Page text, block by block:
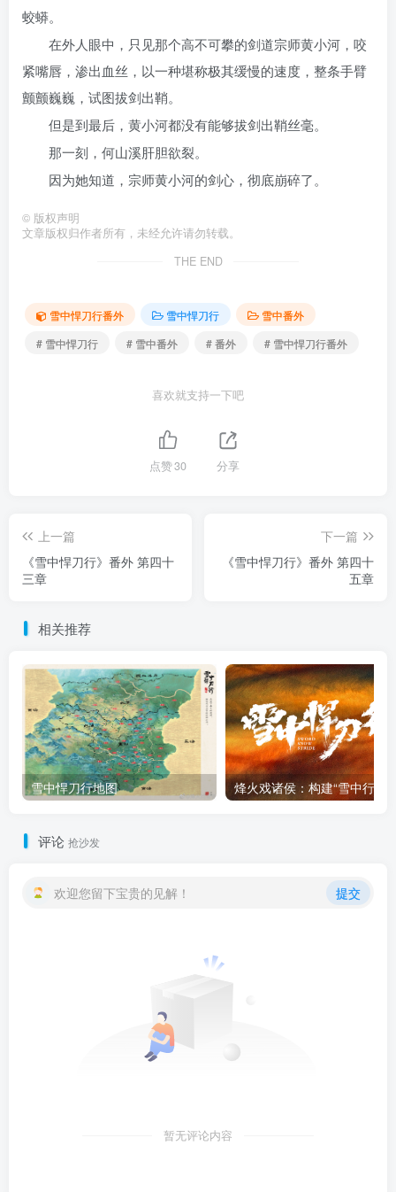
蛟蟒。
在外人眼中，只见那个高不可攀的剑道宗师黄小河，咬
紧嘴唇，渗出血丝，以一种堪称极其缓慢的速度，整条手臂
颤颤巍巍，试图拔剑出鞘。
但是到最后，黄小河都没有能够拔剑出鞘丝毫。
那一刻，何山溪肝胆欲裂。
因为她知道，宗师黄小河的剑心，彻底崩碎了。
© 版权声明
文章版权归作者所有，未经允许请勿转载。
THE END
雪中悍刀行番外 雪中悍刀行
雪中番外
# 雪中悍刀行
# 雪中番外 # 番外 # 雪中悍刀行番外
喜欢就支持一下吧
点赞30 分享
上一篇
《雪中悍刀行》番外 第四十
三章
下一篇
《雪中悍刀行》番外 第四十
五章
相关推荐
雪中悍刀行地图
评论 抢沙发
欢迎您留下宝贵的见解！ 提交
暂无评论内容